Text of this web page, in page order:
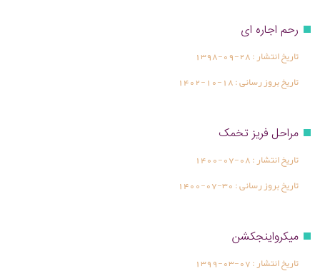
رحم اجاره ای
تاریخ انتشار :1398-09-28
تاریخ بروز رسانی :1402-10-18
مراحل فریز تخمک
تاریخ انتشار :1400-07-08
تاریخ بروز رسانی :1400-07-30
میکرواینجکشن
تاریخ انتشار :1399-03-07